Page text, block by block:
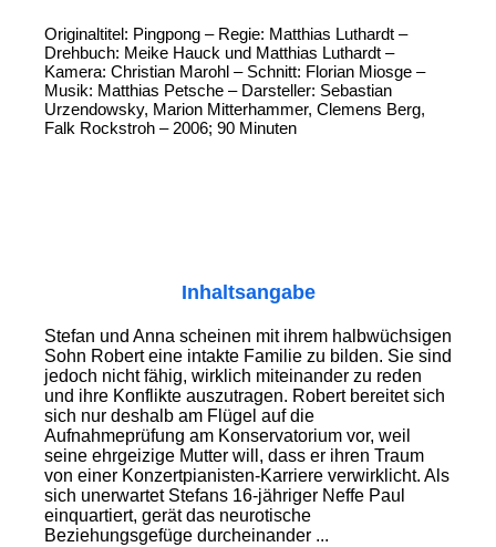
Originaltitel: Pingpong – Regie: Matthias Luthardt –
Drehbuch: Meike Hauck und Matthias Luthardt –
Kamera: Christian Marohl – Schnitt: Florian Miosge –
Musik: Matthias Petsche – Darsteller: Sebastian
Urzendowsky, Marion Mitterhammer, Clemens Berg,
Falk Rockstroh – 2006; 90 Minuten
Inhaltsangabe
Stefan und Anna scheinen mit ihrem halbwüchsigen
Sohn Robert eine intakte Familie zu bilden. Sie sind
jedoch nicht fähig, wirklich miteinander zu reden
und ihre Konflikte auszutragen. Robert bereitet sich
sich nur deshalb am Flügel auf die
Aufnahmeprüfung am Konservatorium vor, weil
seine ehrgeizige Mutter will, dass er ihren Traum
von einer Konzertpianisten-Karriere verwirklicht. Als
sich unerwartet Stefans 16-jähriger Neffe Paul
einquartiert, gerät das neurotische
Beziehungsgefüge durcheinander ...